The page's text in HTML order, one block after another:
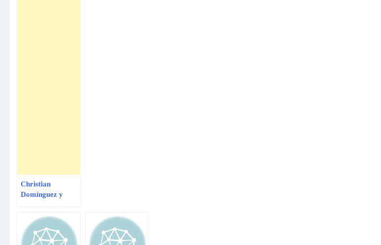
Christian
Domínguez y
quieren formar
una familia